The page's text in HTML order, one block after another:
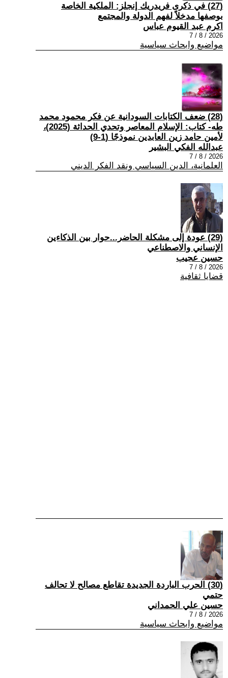
(27) في ذكرى فريدريك إنجلز: الملكية الخاصة
بوصفها مدخلاً لفهم الدولة والمجتمع
اكرم عبد القيوم عباس
2026 / 8 / 7
مواضيع وابحاث سياسية
(28) ضعف الكتابات السودانية عن فكر محمود محمد
طه- كتاب: الإسلام المعاصر وتحدي الحداثة (2025)،
لأمين حامد زين العابدين نموذجًا (1-9)
عبدالله الفكي البشير
2026 / 8 / 7
العلمانية، الدين السياسي ونقد الفكر الديني
(29) عودة إلى مشكلة الحاضر...حوار بين الذكاءين
الإنساني والاصطناعي
حسين عجيب
2026 / 8 / 7
قضايا ثقافية
(30) الحرب الباردة الجديدة تقاطع مصالح لا تحالف
حتمي
حسين علي الحمداني
2026 / 8 / 7
مواضيع وابحاث سياسية